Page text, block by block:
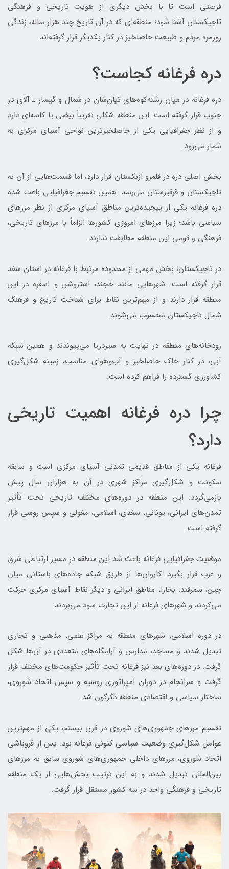
فرصتی است تا با بخش دیگری از هویت تاریخی و فرهنگی
تاجیکستان آشنا شود؛ منطقه‌ای که در آن تاریخ چند هزار ساله، زندگی
روزمره مردم و طبیعت حاصلخیز در کنار یکدیگر قرار گرفته‌اند.
دره فرغانه کجاست؟
دره فرغانه در میان رشته‌کوه‌های تیان‌شان در شمال و گیسار ـ آلای در
جنوب قرار گرفته است. این منطقه شکلی تقریباً بیضی یا کاسه‌ای دارد
و از نظر جغرافیایی یکی از حاصلخیزترین نواحی آسیای مرکزی به
شمار می‌رود.
بخش اصلی دره در قلمرو ازبکستان قرار دارد، اما قسمت‌هایی از آن به
تاجیکستان و قرقیزستان می‌رسد. همین تقسیم جغرافیایی باعث شده
دره فرغانه یکی از پیچیده‌ترین مناطق آسیای مرکزی از نظر مرزهای
سیاسی باشد؛ زیرا مرزهای امروزی کشورها الزاماً با مرزهای تاریخی،
فرهنگی و قومی این منطقه مطابقت ندارند.
در تاجیکستان، بخش مهمی از محدوده مرتبط با فرغانه در استان سغد
قرار گرفته است. شهرهایی مانند خجند، استروشن و اسفره در این
منطقه قرار دارند و از مهم‌ترین نقاط برای شناخت تاریخ و فرهنگ
شمال تاجیکستان محسوب می‌شوند.
رودخانه‌های منطقه در نهایت به سیردریا می‌پیوندند و همین شبکه
آبی، در کنار خاک حاصلخیز و آب‌وهوای مناسب، زمینه شکل‌گیری
کشاورزی گسترده را فراهم کرده است.
چرا دره فرغانه اهمیت تاریخی
دارد؟
فرغانه یکی از مناطق قدیمی تمدنی آسیای مرکزی است و سابقه
سکونت و شکل‌گیری مراکز شهری در آن به هزاران سال پیش
بازمی‌گردد. این منطقه در دوره‌های مختلف تاریخی تحت تأثیر
تمدن‌های ایرانی، یونانی، سغدی، اسلامی، مغولی و سپس روسی قرار
گرفته است.
موقعیت جغرافیایی فرغانه باعث شد این منطقه در مسیر ارتباطی شرق
و غرب قرار بگیرد. کاروان‌ها از طریق شبکه جاده‌های باستانی میان
چین، سمرقند، بخارا، مناطق ایرانی و دیگر نقاط آسیای مرکزی حرکت
می‌کردند و شهرهای فرغانه از این تجارت سود می‌بردند.
در دوره اسلامی، شهرهای منطقه به مراکز علمی، مذهبی و تجاری
تبدیل شدند و مساجد، مدارس و آرامگاه‌های متعددی در آن‌ها شکل
گرفت. در دوره‌های بعد نیز فرغانه تحت تأثیر حکومت‌های مختلف قرار
گرفت و سرانجام در دوران امپراتوری روسیه و سپس اتحاد شوروی،
ساختار سیاسی و اقتصادی منطقه دگرگون شد.
تقسیم مرزهای جمهوری‌های شوروی در قرن بیستم، یکی از مهم‌ترین
عوامل شکل‌گیری وضعیت سیاسی کنونی فرغانه بود. پس از فروپاشی
اتحاد شوروی، مرزهای داخلی جمهوری‌های شوروی سابق به مرزهای
بین‌المللی تبدیل شدند و به این ترتیب بخش‌هایی از یک منطقه
تاریخی و فرهنگی واحد در سه کشور مستقل قرار گرفت.